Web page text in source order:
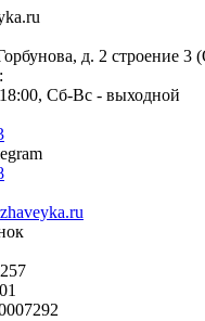
д. 2 строение
Сб-Вс - выходной